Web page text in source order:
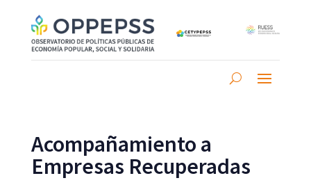
Acompañamiento a
Empresas Recuperadas